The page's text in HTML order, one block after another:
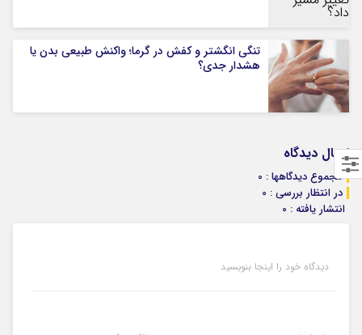
تنگی انگشتر و کفش در گرما؛ واکنش طبیعی بدن یا
هشدار جدی؟
ارسال دیدگاه
مجموع دیدگاهها : 0
در انتظار بررسی : 0
انتشار یافته : 0
دیدگاه خود را اینجا بنویسید